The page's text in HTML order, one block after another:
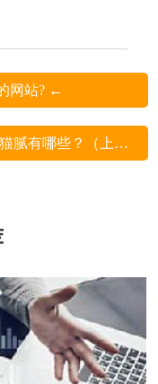
网站? ←
下一篇：低价网站建设公司隐藏的猫腻有哪些？（上） →